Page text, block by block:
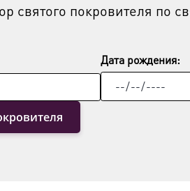
святого покровителя по
Дата рождения: